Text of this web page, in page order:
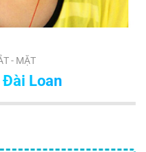
- MẶT
Đài Loan